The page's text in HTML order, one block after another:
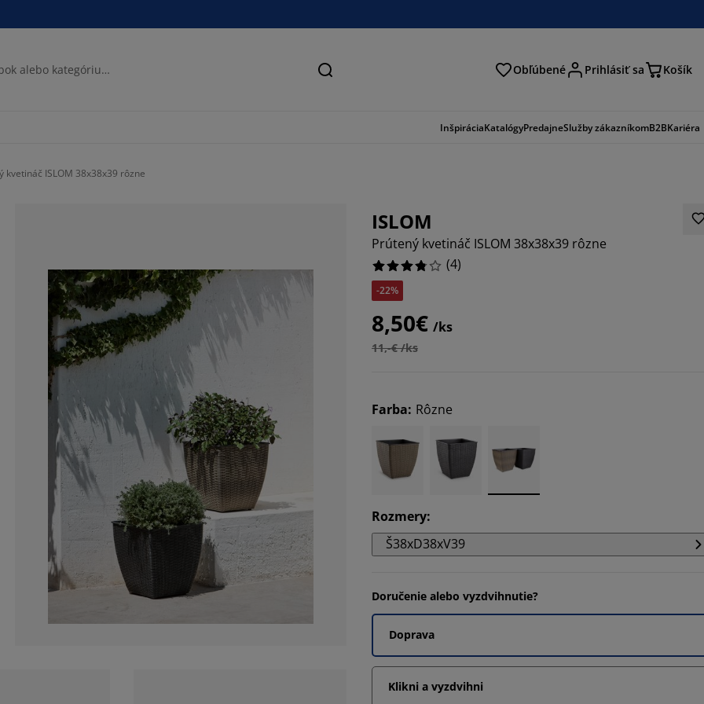
Hľadať Obľúbené Prihlásiť sa Košík
InšpiráciaKatalógyPredajneSlužby zákazníkomB2BKariéra
kvetináč ISLOM 38x38x39 rôzne
ISLOM
Prútený kvetináč ISLOM 38x38x39 rôzne
(4)
-22%
8,50€ /ks
11,-€ /ks
Farba: Rôzne
Rozmery:
Š38xD38xV39
Doručenie alebo vyzdvihnutie?
Doprava
Klikni a vyzdvihni